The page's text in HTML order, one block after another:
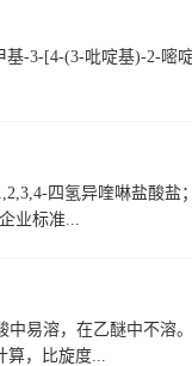
-3-[4-(3-吡啶基)-2-嘧
四氢异喹啉盐酸盐
业标准...
易溶，在乙醚中不溶
算，比旋度...